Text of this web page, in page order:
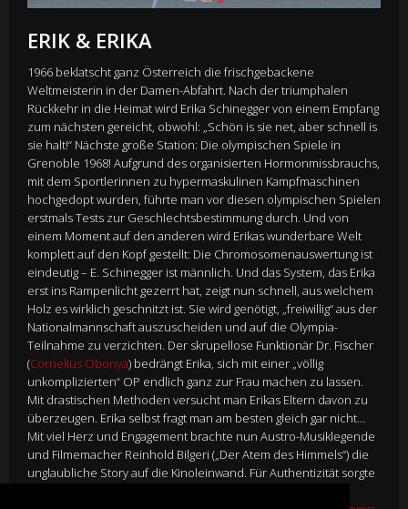
ERIK & ERIKA
1966 beklatscht ganz Österreich die frischgebackene
Weltmeisterin in der Damen-Abfahrt. Nach der triumphalen
Rückkehr in die Heimat wird Erika Schinegger von einem Empfang
zum nächsten gereicht, obwohl: „Schön is sie net, aber schnell is
sie halt!“ Nächste große Station: Die olympischen Spiele in
Grenoble 1968! Aufgrund des organisierten Hormonmissbrauchs,
mit dem Sportlerinnen zu hypermaskulinen Kampfmaschinen
hochgedopt wurden, führte man vor diesen olympischen Spielen
erstmals Tests zur Geschlechtsbestimmung durch. Und von
einem Moment auf den anderen wird Erikas wunderbare Welt
komplett auf den Kopf gestellt: Die Chromosomenauswertung ist
eindeutig – E. Schinegger ist männlich. Und das System, das Erika
erst ins Rampenlicht gezerrt hat, zeigt nun schnell, aus welchem
Holz es wirklich geschnitzt ist. Sie wird genötigt, „freiwillig“ aus der
Nationalmannschaft auszuscheiden und auf die Olympia-
Teilnahme zu verzichten. Der skrupellose Funktionär Dr. Fischer
(Cornelius Obonya) bedrängt Erika, sich mit einer „völlig
unkomplizierten“ OP endlich ganz zur Frau machen zu lassen.
Mit drastischen Methoden versucht man Erikas Eltern davon zu
überzeugen. Erika selbst fragt man am besten gleich gar nicht…
Mit viel Herz und Engagement brachte nun Austro-Musiklegende
und Filmemacher Reinhold Bilgeri („Der Atem des Himmels“) die
unglaubliche Story auf die Kinoleinwand. Für Authentizität sorgte